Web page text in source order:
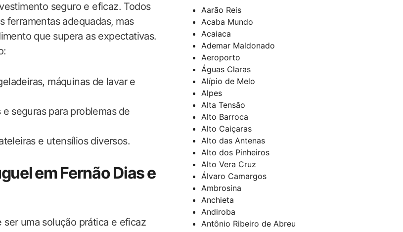
seguro‌ e eficaz. Todos
ferramentas adequadas, ⁢mas⁢
que ⁤supera ​as expectativas.
máquinas de ‍lavar e
seguras para problemas ⁢de⁣
e utensílios diversos.
⁣em ‌Fernão Dias ⁤e​
uma solução prática ‍e eficaz
Aarão Reis
Acaba Mundo
Acaiaca
Ademar Maldonado
Aeroporto
Águas Claras
Alípio de Melo
Alpes
Alta Tensão
Alto Barroca
Alto Caiçaras
Alto das Antenas
Alto dos Pinheiros
Alto Vera Cruz
Álvaro Camargos
Ambrosina
Anchieta
Andiroba
Antônio Ribeiro de Abreu